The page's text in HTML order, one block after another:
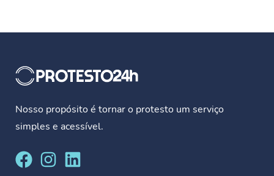
Nosso propósito é tornar o protesto um serviço
simples e acessível.